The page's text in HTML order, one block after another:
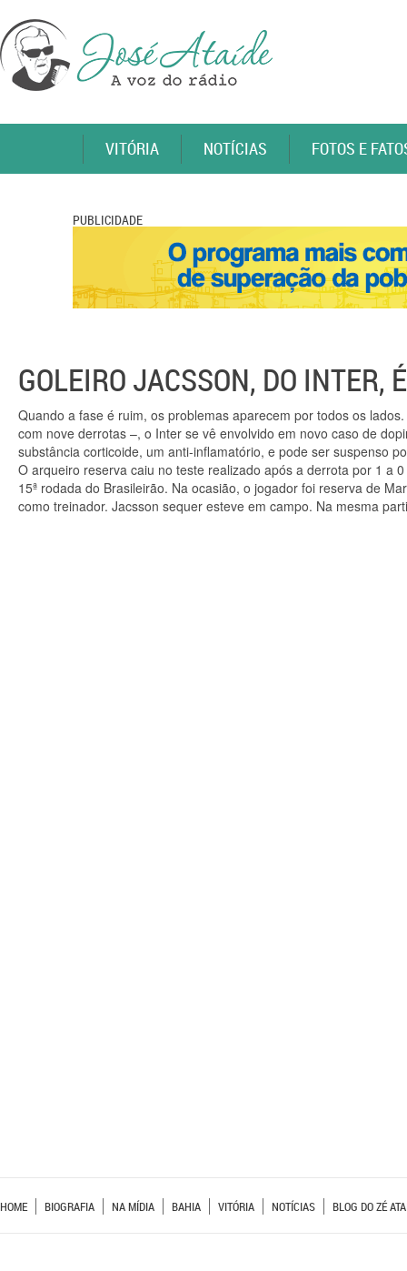
VITÓRIA NOTÍCIAS FOTOS E
PUBLICIDADE
GOLEIRO JACSSON, DO INTER,
Quando a fase é ruim, os problemas aparecem por todos os
com nove derrotas –, o Inter se vê envolvido em novo caso de
substância corticoide, um anti-inflamatório, e pode ser suspenso
O arqueiro reserva caiu no teste realizado após a derrota por 1 a
15ª rodada do Brasileirão. Na ocasião, o jogador foi reserva de
como treinador. Jacsson sequer esteve em campo. Na mesma
HOME BIOGRAFIA NA MÍDIA BAHIA VITÓRIA NOTÍCIAS BLOG DO ZÉ